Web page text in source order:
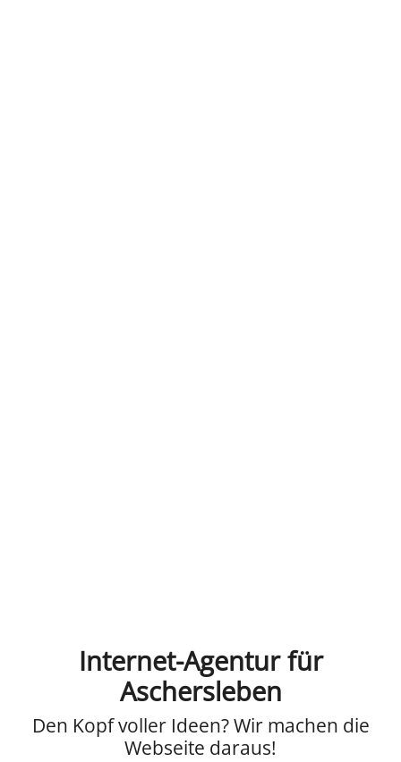
Internet-Agentur für
Aschersleben
Den Kopf voller Ideen? Wir machen die
Webseite daraus!